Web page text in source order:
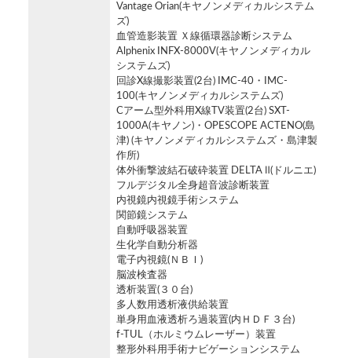
Vantage Orian(キヤノンメディカルシステム
ズ)
血管造影装置 Ｘ線循環器診断システム
Alphenix INFX-8000V(キヤノンメディカル
システムズ)
回診X線撮影装置(2台) IMC-40・IMC-
100(キヤノンメディカルシステムズ)
Cアーム型外科用X線TV装置(2台) SXT-
1000A(キヤノン)・OPESCOPE ACTENO(島
津) (キヤノンメディカルシステムズ・島津製
作所)
体外衝撃波結石破砕装置 DELTA Ⅱ(ドルニエ)
フルデジタル全身超音波診断装置
内視鏡内視鏡手術システム
関節鏡システム
自動呼吸器装置
生化学自動分析器
電子内視鏡(ＮＢＩ)
脳波検査器
透析装置(３０台)
多人数用透析液供給装置
単身用血液透析ろ過装置(内ＨＤＦ３台)
f-TUL（ホルミウムレーザー）装置
整形外科用手術ナビゲーションシステム